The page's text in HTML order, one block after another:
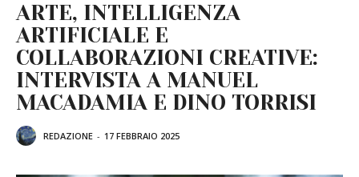
ARTE, INTELLIGENZA
ARTIFICIALE E
COLLABORAZIONI CREATIVE:
INTERVISTA A MANUEL
MACADAMIA E DINO TORRISI
REDAZIONE - 17 FEBBRAIO 2025